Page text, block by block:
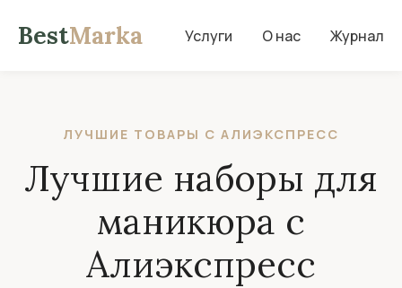
BestMarka Услуги О нас Журнал
ЛУЧШИЕ ТОВАРЫ С АЛИЭКСПРЕСС
Лучшие наборы для
маникюра с
Алиэкспресс